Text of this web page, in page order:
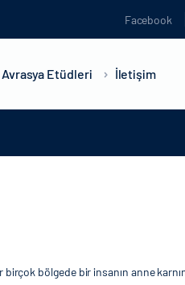
Facebook
Avrasya Etüdleri İletişim
bölgede bir insanın anne